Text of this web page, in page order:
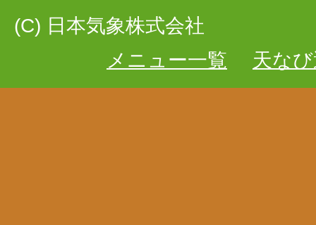
(C) 日本気象株式会社
メニュー一覧
天な